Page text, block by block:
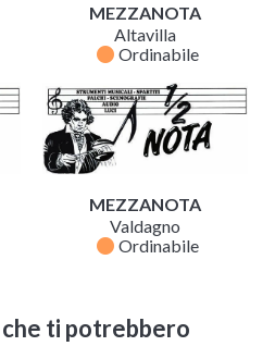
MEZZANOTA
Altavilla
fiber_manual_record Ordinabile
MEZZANOTA
Valdagno
fiber_manual_record Ordinabile
ti potrebbero